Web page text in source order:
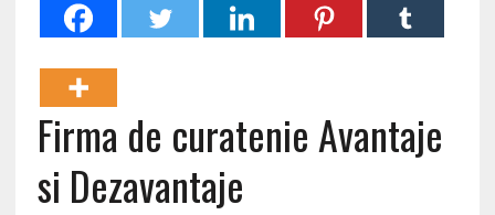
Firma de curatenie Avantaje
si Dezavantaje